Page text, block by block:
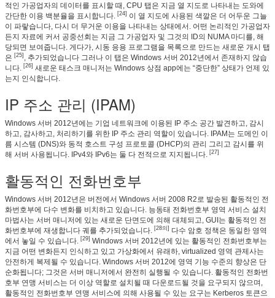
적인 가공업자의 데이터를 표시할 때, CPU 탭은 지금 열 지도로 나타내는 도와에
간단한 이용 백분율을 표시합니다. [24] 이 열 지도에 사용된 색깔은 더 어두운 그늘
이 파랗습니다, 다시 더 무거운 이용을 나타내는 상태에서. 어떤 논리적인 가공업자
든지 자료에 커서 공중선회는 지금 그 가공업자 및 그것의 ID의 NUMA 마디를, 해
당되면 보여줍니다. 게다가, 시동 응용 프로그램을 목록으로 만드는 새로운 개시 탭
은 [25] , 추가되었습니다 그러나 이 탭은 Windows 서버 2012년에서 존재하지 않습
니다. [26] 새로운 태스크 매니저는 Windows 상점 app에는 “중단한” 상태가 언제 있
는지 인식합니다.
IP 주소 관리 (IPAM)
Windows 서버 2012년에는 기업 네트워크에 이용된 IP 주소 공간 발견하고, 감시
하고, 감사하고, 처리하기를 위한 IP 주소 관리 역할이 있습니다. IPAM는 도메인 이
름 시스템 (DNS)와 동적 호스트 구성 프로토콜 (DHCP)의 관리 그리고 감시를 위
해 서버 사용됩니다. IPv4와 IPv6는 둘 다 전적으로 지지됩니다. [27]
활동적인 전화번호부
Windows 서버 2012년은 버전에서 Windows 서버 2008 R2로 발송된 활동적인 전
화번호부에 다수 변화를 비치하고 있습니다. 능동태 전화번호부 영역 서비스 설치
마법사는 서버 매니저에 있는 새로운 단면도에 의해 대체되고, GUI는 활동적인 전
화번호부에 재생합니다 궤를 추가되었습니다. [28의] 다수 암호 정책은 동일한 영역
에서 놓일 수 있습니다. [29] Windows 서버 2012년에 있는 활동적인 전화번호부는
지금 어떤 변화든지 인식하고 있고 가상화에서 유래하, virtualized 영역 관제사는
안전하게 복제될 수 있습니다. Windows 서버 2012에 영역 기능 수준의 향상은 단
순화됩니다; 그것은 서버 매니저에서 완전히 실행될 수 있습니다. 활동적인 전화번
호부 연맹 서비스는 더 이상 역할로 설치될 때 다운로드될 것을 요구되지 않으며,
활동적인 전화번호부 연맹 서비스에 의해 사용될 수 있는 요구는 Kerberos 토큰으